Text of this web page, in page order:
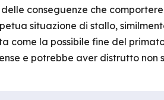
conseguenze che
situazione di stallo,
come la possibile fine del
e potrebbe aver distrutto non